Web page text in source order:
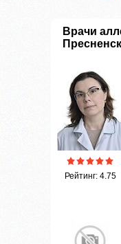
Врачи
Рейтинг: 4.75